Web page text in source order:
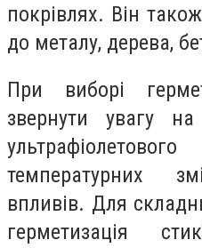
покрівлях. Він
до металу, дерева,
При виборі
звернути увагу
температурних
впливів. Для
герметизація